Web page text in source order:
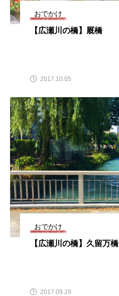
おでかけ
【広瀬川の橋】厩橋
2017.10.05
おでかけ
【広瀬川の橋】久留万橋
2017.09.29